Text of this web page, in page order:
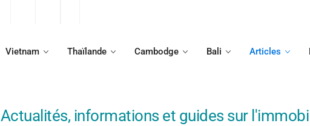
Vietnam Thaïlande Cambodge Bali Articles
Actualités, informations et guides sur